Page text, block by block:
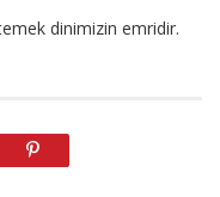
dinimizin emridir.